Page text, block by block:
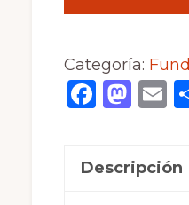
PACK
6
UNIDADES
Categoría:
F
e
M
o
E
l
Descripción